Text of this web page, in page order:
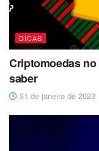
DICAS
Criptomoedas
saber
31 de janeiro de 2023